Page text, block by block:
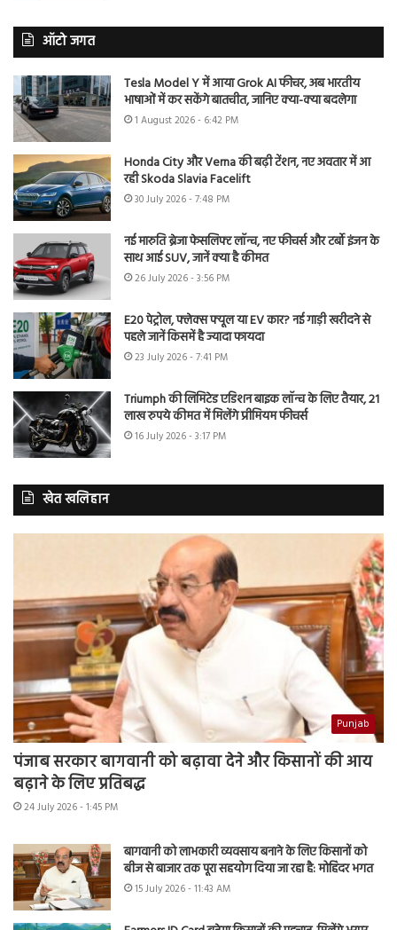
ऑटो जगत
Tesla Model Y में आया Grok AI फीचर, अब भारतीय
भाषाओं में कर सकेंगे बातचीत, जानिए क्या-क्या बदलेगा
1 August 2026 - 6:42 PM
Honda City और Verna की बढ़ी टेंशन, नए अवतार में आ
रही Skoda Slavia Facelift
30 July 2026 - 7:48 PM
नई मारुति ब्रेजा फेसलिफ्ट लॉन्च, नए फीचर्स और टर्बो इंजन के
साथ आई SUV, जानें क्या है कीमत
26 July 2026 - 3:56 PM
E20 पेट्रोल, फ्लेक्स फ्यूल या EV कार? नई गाड़ी खरीदने से
पहले जानें किसमें है ज्यादा फायदा
23 July 2026 - 7:41 PM
Triumph की लिमिटेड एडिशन बाइक लॉन्च के लिए तैयार, 21
लाख रुपये कीमत में मिलेंगे प्रीमियम फीचर्स
16 July 2026 - 3:17 PM
खेत खलिहान
Punjab
पंजाब सरकार बागवानी को बढ़ावा देने और किसानों की आय
बढ़ाने के लिए प्रतिबद्ध
24 July 2026 - 1:45 PM
बागवानी को लाभकारी व्यवसाय बनाने के लिए किसानों को
बीज से बाजार तक पूरा सहयोग दिया जा रहा है: मोहिंदर भगत
15 July 2026 - 11:43 AM